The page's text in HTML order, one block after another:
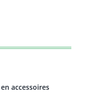
accessoires